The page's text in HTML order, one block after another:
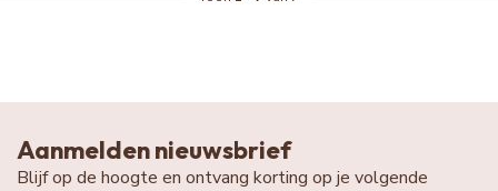
Aanmelden nieuwsbrief
Blijf op de hoogte en ontvang korting op je volgende